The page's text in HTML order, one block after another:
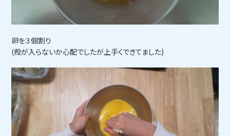
卵を３個割り
(殻が入らないか心配でしたが上手くできてました)